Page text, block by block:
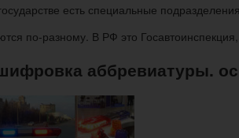
есть специальные
по-разному. В РФ это
аббревиатуры.